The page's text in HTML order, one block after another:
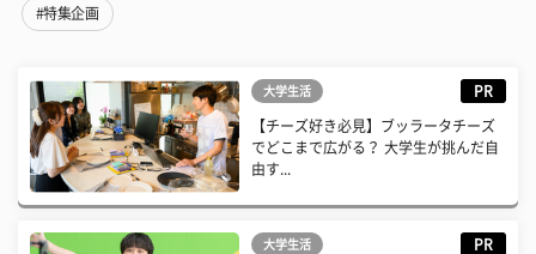
#特集企画
大学生活 PR
【チーズ好き必見】ブッラータチーズ
でどこまで広がる？ 大学生が挑んだ自
由す...
大学生活 PR